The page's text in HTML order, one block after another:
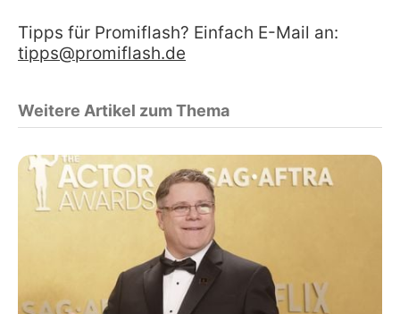
Tipps für Promiflash? Einfach E-Mail an:
tipps@promiflash.de
Weitere Artikel zum Thema